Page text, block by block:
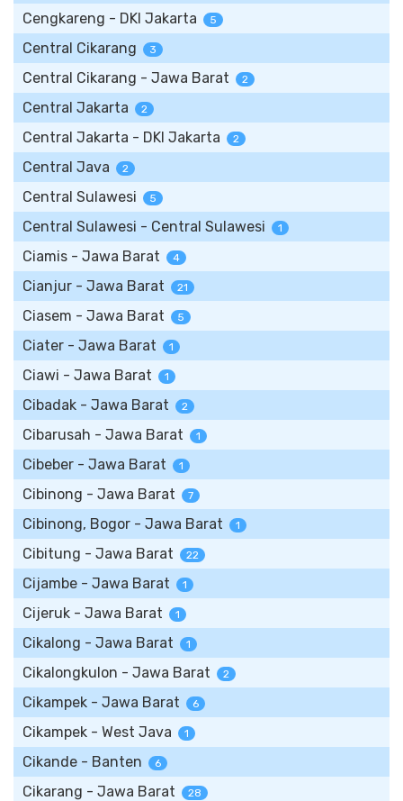
Cengkareng - DKI Jakarta 5
Central Cikarang 3
Central Cikarang - Jawa Barat 2
Central Jakarta 2
Central Jakarta - DKI Jakarta 2
Central Java 2
Central Sulawesi 5
Central Sulawesi - Central Sulawesi 1
Ciamis - Jawa Barat 4
Cianjur - Jawa Barat 21
Ciasem - Jawa Barat 5
Ciater - Jawa Barat 1
Ciawi - Jawa Barat 1
Cibadak - Jawa Barat 2
Cibarusah - Jawa Barat 1
Cibeber - Jawa Barat 1
Cibinong - Jawa Barat 7
Cibinong, Bogor - Jawa Barat 1
Cibitung - Jawa Barat 22
Cijambe - Jawa Barat 1
Cijeruk - Jawa Barat 1
Cikalong - Jawa Barat 1
Cikalongkulon - Jawa Barat 2
Cikampek - Jawa Barat 6
Cikampek - West Java 1
Cikande - Banten 6
Cikarang - Jawa Barat 28